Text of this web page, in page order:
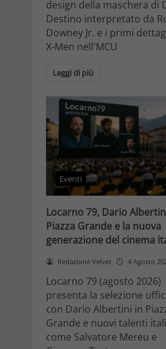
design della maschera di
Destino interpretato da
Downey Jr. e i primi
X-Men nell'MCU
Leggi di più
Eventi
Locarno 79, Dario
Piazza Grande e la nuova
generazione del cinema
Redazione Velvet 4 Agosto
Locarno 79 (agosto 2026)
presenta la selezione
con Dario Albertini in
Grande e nuovi talenti
come Salvatore Mereu e